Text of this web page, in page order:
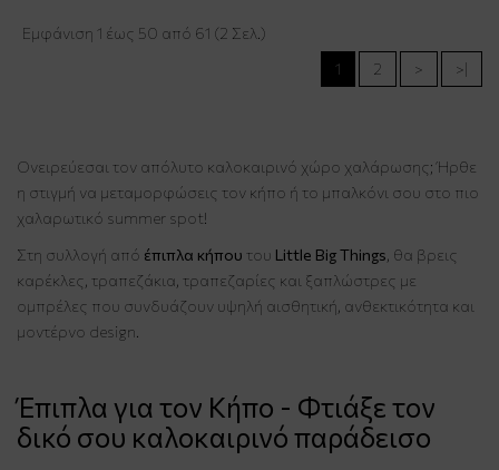
Εμφάνιση 1 έως 50 από 61 (2 Σελ.)
1
2 > >|
Ονειρεύεσαι τον απόλυτο καλοκαιρινό χώρο χαλάρωσης; Ήρθε
η στιγμή να μεταμορφώσεις τον κήπο ή το μπαλκόνι σου στο πιο
χαλαρωτικό summer spot!
Στη συλλογή από έπιπλα κήπου του Little Big Things , θα βρεις
καρέκλες, τραπεζάκια, τραπεζαρίες και ξαπλώστρες με
ομπρέλες που συνδυάζουν υψηλή αισθητική, ανθεκτικότητα και
μοντέρνο design.
Έπιπλα για τον Κήπο - Φτιάξε τον
δικό σου καλοκαιρινό παράδεισο